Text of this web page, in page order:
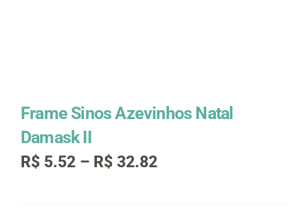
Frame Sinos Azevinhos Natal
Damask II
R$ 5.52 – R$ 32.82Faixa